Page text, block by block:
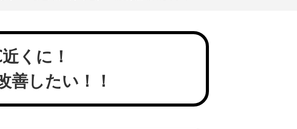
くに！
善したい！！